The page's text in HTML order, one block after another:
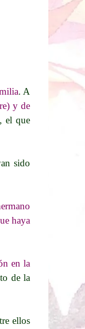
. A
y de
el que
sido
haya
en la
de la
ellos